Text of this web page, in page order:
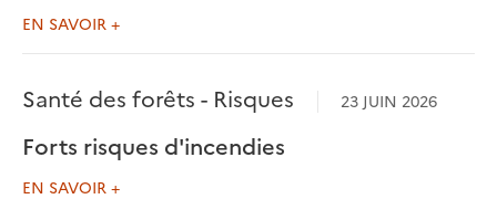
EN SAVOIR +
Santé des forêts - Risques 23 JUIN 2026
Forts risques d'incendies
EN SAVOIR +